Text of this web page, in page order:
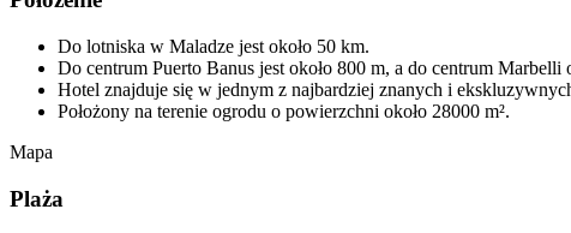
Do lotniska w Maladze jest około 50 km.
Do centrum Puerto Banus jest około 800 m, a do centrum Marbelli
Hotel znajduje się w jednym z najbardziej znanych i
Położony na terenie ogrodu o powierzchni około 28000 m².
Mapa
Plaża